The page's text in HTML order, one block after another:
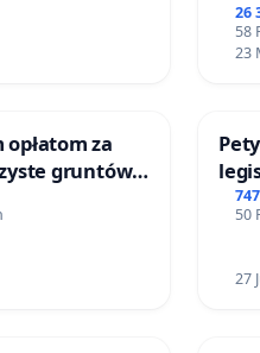
26
58
23
za
gruntów
rodzinne
50
27